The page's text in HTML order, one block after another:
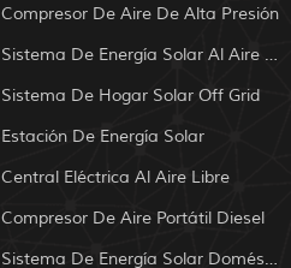
Compresor De Aire De Alta Presión
Sistema De Energía Solar Al Aire Libre
Sistema De Hogar Solar Off Grid
Estación De Energía Solar
Central Eléctrica Al Aire Libre
Compresor De Aire Portátil Diesel
Sistema De Energía Solar Doméstica